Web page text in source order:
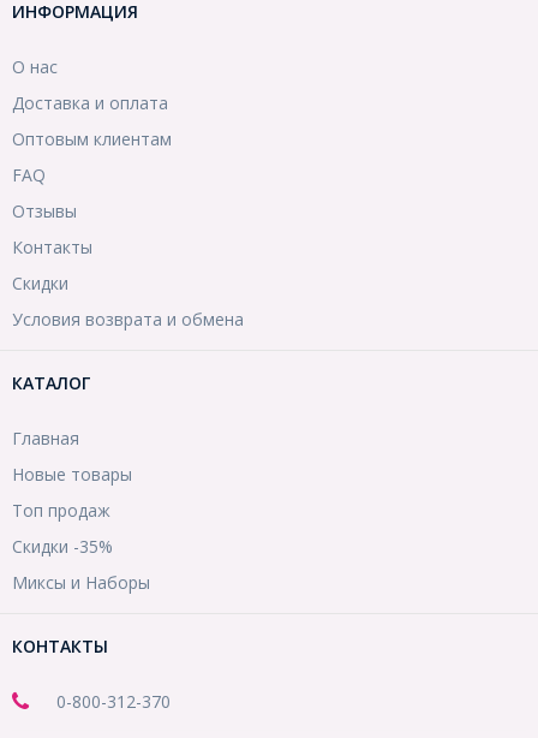
ИНФОРМАЦИЯ
О нас
Доставка и оплата
Оптовым клиентам
FAQ
Отзывы
Контакты
Скидки
Условия возврата и обмена
КАТАЛОГ
Главная
Новые товары
Топ продаж
Скидки -35%
Миксы и Наборы
КОНТАКТЫ
0-800-312-370